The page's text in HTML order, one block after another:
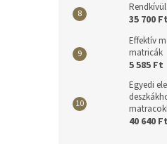
35 700 Ft
Effektív
matricák
5 585 Ft
Egyedi
40 640 Ft